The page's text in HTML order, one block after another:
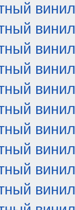
винил
винил
винил
винил
винил
винил
винил
винил
винил
винил